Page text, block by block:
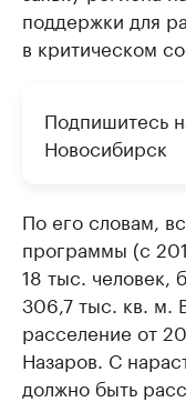
поддержки для
в критическом
Подпишитесь
Новосибирск
По его словам,
программы (с
18 тыс. человек,
306,7 тыс. кв. м.
расселение от
Назаров. С
должно быть